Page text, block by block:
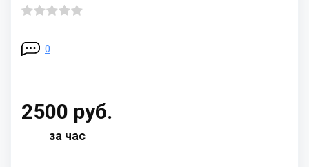
0
2500 руб.
за час